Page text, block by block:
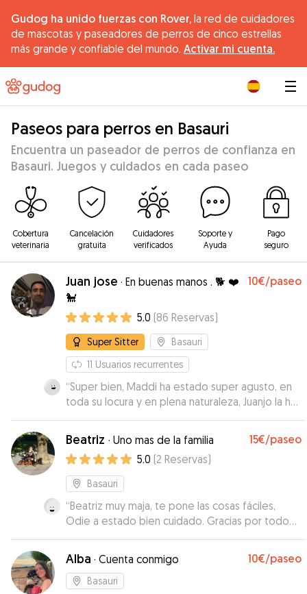
Gudog ha unido fuerzas con Rover, la red de cuidadores
de mascotas y paseadores de perros de cinco estrellas
más grande y confiable del mundo. Activar mi cuenta.
Paseos para perros en Basauri
Encuentra un paseador de perros de confianza en
Basauri. Juegos y cuidados en cada paseo
Cobertura
veterinaria
Cancelación
gratuita
Cuidadores
verificados
Soporte y
Ayuda
Pago
seguro
Juan jose · En buenas manos . 🐕 ❤️
🐩
10€/paseo
5.0 (86 Reservas)
Super Sitter
Basauri
11 Usuarios recurrentes
“Super bien, Maddi ha estado super agusto, en
toda su locura y en plena naturaleza, Juanjo la ha
cuidado muy bien. Muchísimas gracias!!!”
Beatriz · Uno mas de la familia 15€/paseo
5.0 (2 Reservas)
Basauri
“Beatriz muy maja, te pone las cosas fáciles,
Odie a estado bien cuidado. Gracias por todo
☺️”
Alba · Cuenta conmigo 10€/paseo
Basauri